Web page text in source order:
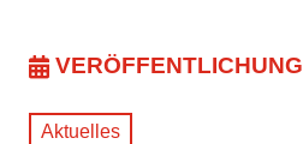
VERÖFFENTLICHUNG
Aktuelles